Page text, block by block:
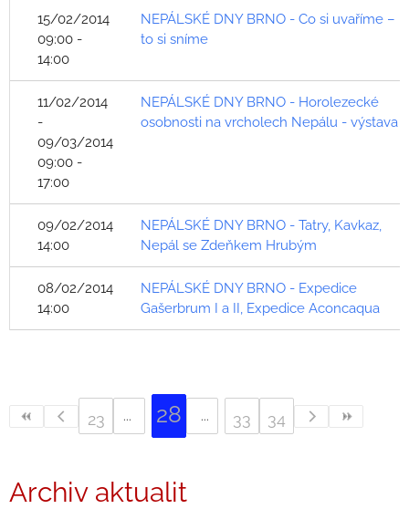
15/02/2014
09:00 -
14:00
NEPÁLSKÉ DNY BRNO - Co si uvaříme –
to si sníme
11/02/2014
-
09/03/2014
09:00 -
17:00
NEPÁLSKÉ DNY BRNO - Horolezecké
osobnosti na vrcholech Nepálu - výstava
09/02/2014
14:00
NEPÁLSKÉ DNY BRNO - Tatry, Kavkaz,
Nepál se Zdeňkem Hrubým
08/02/2014
14:00
NEPÁLSKÉ DNY BRNO - Expedice
Gašerbrum I a II, Expedice Aconcaqua
23 28 33 34
Archiv aktualit